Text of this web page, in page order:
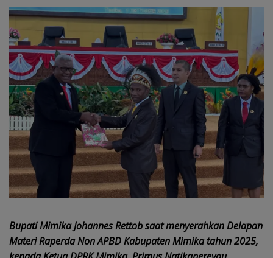
Bupati Mimika Johannes Rettob saat menyerahkan Delapan
Materi Raperda Non APBD Kabupaten Mimika tahun 2025,